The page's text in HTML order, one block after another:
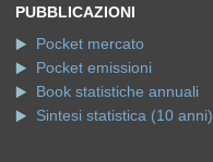
PUBBLICAZIONI
Pocket mercato
Pocket emissioni
Book statistiche annuali
Sintesi statistica (10 anni)